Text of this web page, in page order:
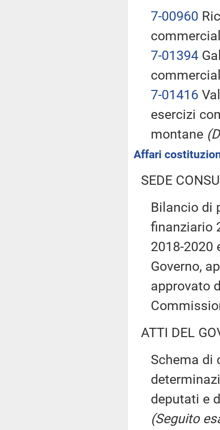
7-00960
7-01394
7-01416
esercizi
montane
Affari
SEDE
Bilancio di
finanziario
2018-2020
Governo,
approvato
ATTI DEL
Schema di
deputati e
(Seguito